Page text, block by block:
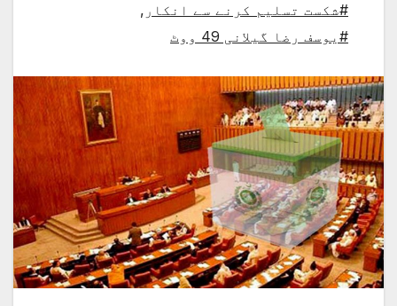
#شکست تسلیم کرنے سے انکار ,
#یوسف رضا گیلانی 49 ووٹ